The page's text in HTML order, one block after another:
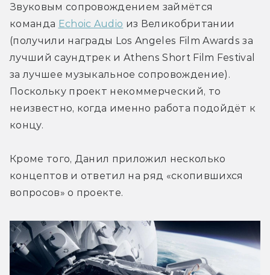
Звуковым сопровождением займётся
команда Echoic Audio из Великобритании
(получили награды Los Angeles Film Awards за
лучший саундтрек и Athens Short Film Festival
за лучшее музыкальное сопровождение).
Поскольку проект некоммерческий, то
неизвестно, когда именно работа подойдёт к
концу.
Кроме того, Данил приложил несколько
концептов и ответил на ряд «скопившихся
вопросов» о проекте.